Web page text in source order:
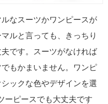
なスーツかワンピースが
ルと言っても、きっちり
です。スーツがなければ
もかまいません。ワンピ
ックな色やデザインを選
ーピースでも大丈夫です